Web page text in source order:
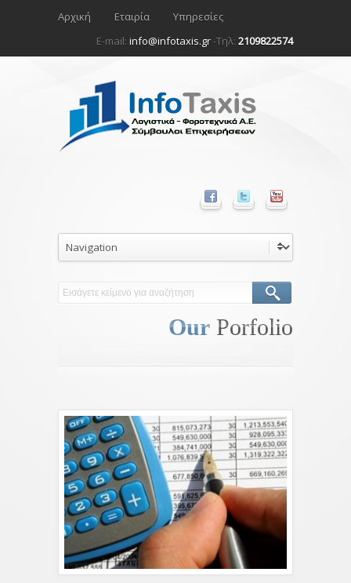
Αρχική Εταιρία
Υπηρεσίες
E-mail: info@infotaxis.gr-Τηλ: 2109822574
Our Porfolio